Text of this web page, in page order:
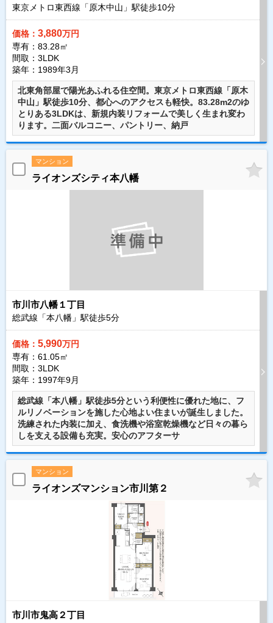
東京メトロ東西線「原木中山」駅徒歩10分
価格： 3,880万円
専有：83.28㎡
間取：3LDK
築年：1989年3月
北東角部屋で陽光あふれる住空間。東京メトロ東西線「原木
中山」駅徒歩10分、都心へのアクセスも軽快。83.28m2のゆ
とりある3LDKは、新規内装リフォームで美しく生まれ変わ
ります。二面バルコニー、パントリー、納戸
マンション
ライオンズシティ本八幡
市川市八幡１丁目
総武線「本八幡」駅徒歩5分
価格： 5,990万円
専有：61.05㎡
間取：3LDK
築年：1997年9月
総武線「本八幡」駅徒歩5分という利便性に優れた地に、フ
ルリノベーションを施した心地よい住まいが誕生しました。
洗練された内装に加え、食洗機や浴室乾燥機など日々の暮ら
しを支える設備も充実。安心のアフターサ
マンション
ライオンズマンション市川第２
市川市鬼高２丁目